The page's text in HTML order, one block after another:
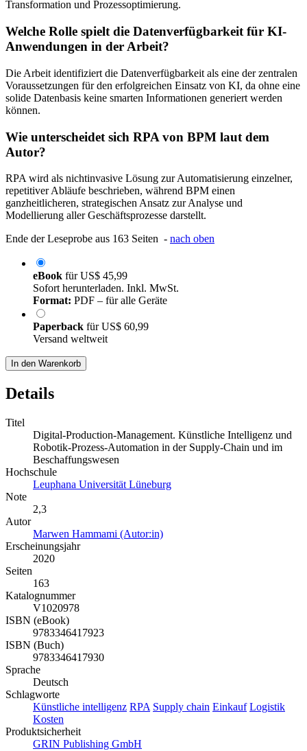
Transformation und Prozessoptimierung.
Welche Rolle spielt die Datenverfügbarkeit für KI-
Anwendungen in der Arbeit?
Die Arbeit identifiziert die Datenverfügbarkeit als eine der zentralen
Voraussetzungen für den erfolgreichen Einsatz von KI, da ohne eine
solide Datenbasis keine smarten Informationen generiert werden
können.
Wie unterscheidet sich RPA von BPM laut dem
Autor?
RPA wird als nichtinvasive Lösung zur Automatisierung einzelner,
repetitiver Abläufe beschrieben, während BPM einen
ganzheitlicheren, strategischen Ansatz zur Analyse und
Modellierung aller Geschäftsprozesse darstellt.
Ende der Leseprobe aus 163 Seiten - nach oben
eBook fürUS$ 45,99
Sofort herunterladen. Inkl. MwSt.
Format: PDF – für alle Geräte
Paperback fürUS$ 60,99
Versand weltweit
In den Warenkorb
Details
Titel
Digital-Production-Management. Künstliche Intelligenz und
Robotik-Prozess-Automation in der Supply-Chain und im
Beschaffungswesen
Hochschule
Leuphana Universität Lüneburg
Note
2,3
Autor
Marwen Hammami (Autor:in)
Erscheinungsjahr
2020
Seiten
163
Katalognummer
V1020978
ISBN (eBook)
9783346417923
ISBN (Buch)
9783346417930
Sprache
Deutsch
Schlagworte
Künstliche intelligenz RPA Supply chain Einkauf Logistik
Kosten
Produktsicherheit
GRIN Publishing GmbH